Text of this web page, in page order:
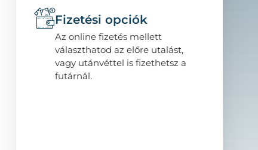
Fizetési opciók
Az online fizetés mellett
választhatod az előre utalást,
vagy utánvéttel is fizethetsz a
futárnál.